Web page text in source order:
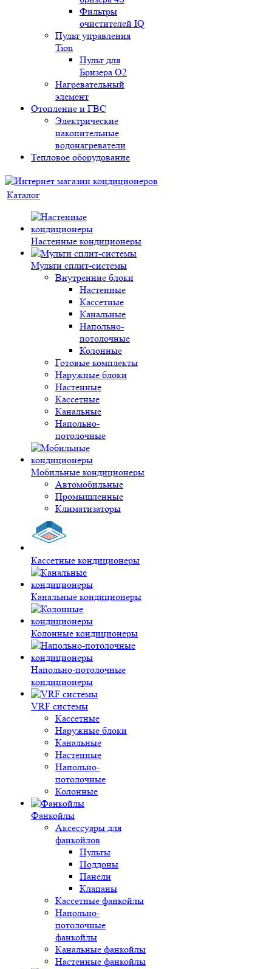
Фильтры
очистителей IQ
Пульт управления
Tion
Пульт для
Бризера O2
Нагревательный
элемент
Отопление и ГВС
Электрические
накопительные
водонагреватели
Тепловое оборудование
Каталог
Настенные кондиционеры
Мульти сплит-системы
Внутренние блоки
Настенные
Кассетные
Канальные
Напольно-
потолочные
Колонные
Готовые комплекты
Наружные блоки
Настенные
Кассетные
Канальные
Напольно-
потолочные
Мобильные кондиционеры
Автомобильные
Промышленные
Климатизаторы
Кассетные кондиционеры
Канальные кондиционеры
Колонные кондиционеры
Напольно-потолочные
кондиционеры
VRF системы
Кассетные
Наружные блоки
Канальные
Настенные
Напольно-
потолочные
Колонные
Фанкойлы
Аксессуары для
фанкойлов
Пульты
Поддоны
Панели
Клапаны
Кассетные фанкойлы
Напольно-
потолочные
фанкойлы
Канальные фанкойлы
Настенные фанкойлы